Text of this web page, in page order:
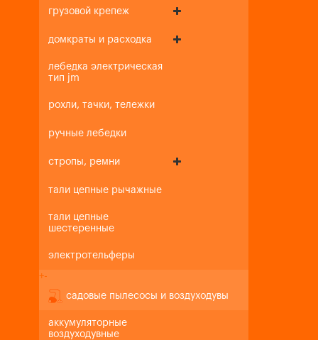
грузовой крепеж
домкраты и расходка
лебедка электрическая
тип jm
рохли, тачки, тележки
ручные лебедки
стропы, ремни
тали цепные рычажные
тали цепные
шестеренные
электротельферы
+-
садовые пылесосы и воздуходувы
аккумуляторные
воздуходувные